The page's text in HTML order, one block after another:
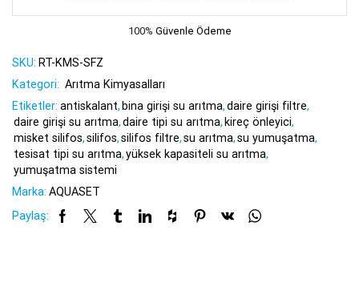
100% Güvenle Ödeme
SKU: RT-KMS-SFZ
Kategori: Arıtma Kimyasalları
Etiketler: antiskalant, bina girişi su arıtma,daire girişi filtre,
daire girişi su arıtma,daire tipi su arıtma, kireç önleyici,
misket silifos,silifos,silifos filtre,su arıtma,su yumuşatma,
tesisat tipi su arıtma,yüksek kapasiteli su arıtma,
yumuşatma sistemi
Marka: AQUASET
Paylaş: